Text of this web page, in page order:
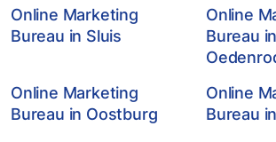
Online Marketing
Bureau in Sluis
Online
Bureau
Online Marketing
Bureau in Oostburg
Online
Bureau